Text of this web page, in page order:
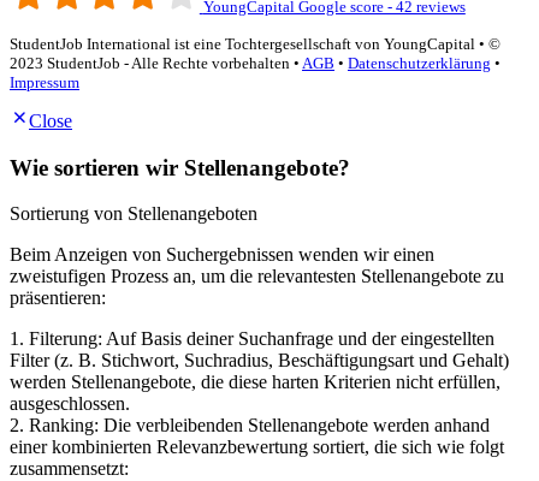
YoungCapital Google score - 42 reviews
StudentJob International ist eine Tochtergesellschaft von YoungCapital • ©
2023 StudentJob - Alle Rechte vorbehalten • AGB • Datenschutzerklärung •
Impressum
Close
Wie sortieren wir Stellenangebote?
Sortierung von Stellenangeboten
Beim Anzeigen von Suchergebnissen wenden wir einen
zweistufigen Prozess an, um die relevantesten Stellenangebote zu
präsentieren:
1. Filterung: Auf Basis deiner Suchanfrage und der eingestellten
Filter (z. B. Stichwort, Suchradius, Beschäftigungsart und Gehalt)
werden Stellenangebote, die diese harten Kriterien nicht erfüllen,
ausgeschlossen.
2. Ranking: Die verbleibenden Stellenangebote werden anhand
einer kombinierten Relevanzbewertung sortiert, die sich wie folgt
zusammensetzt: